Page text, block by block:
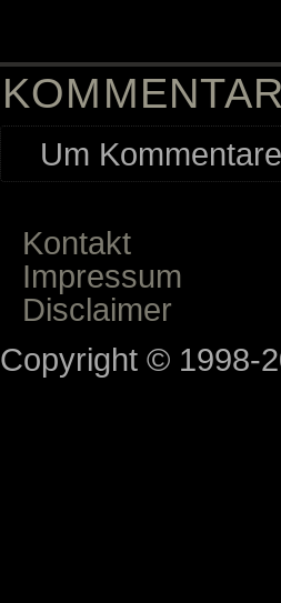
Um
Kontakt
Impressum
Disclaimer
Copyright © 1998-